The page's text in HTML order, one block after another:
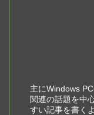
主にWindows
関連の話題を中
すい記事を書く